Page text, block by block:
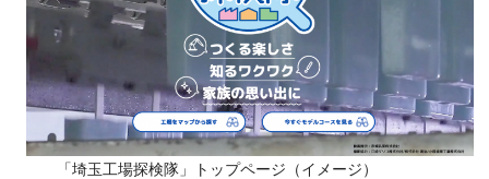
「埼玉工場探検隊」トップページ（イメージ）